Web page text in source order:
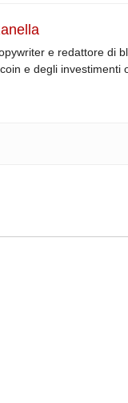
e
gr
a
e redattore di
e degli investimenti